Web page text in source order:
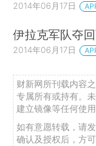
2014年06月17日
伊拉克军队夺
2014年06月17日
财新网所刊载内容
专属所有或持有。
建立镜像等任何使用
如有意愿转载，请
确认及授权后，方可